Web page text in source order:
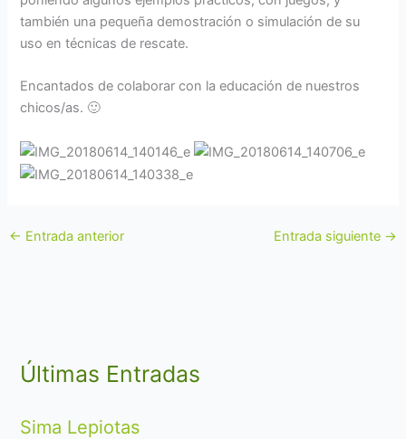
también una pequeña demostración o simulación de su
uso en técnicas de rescate.
Encantados de colaborar con la educación de nuestros
chicos/as. 🙂
← Entrada anterior Entrada siguiente →
Últimas Entradas
Sima Lepiotas